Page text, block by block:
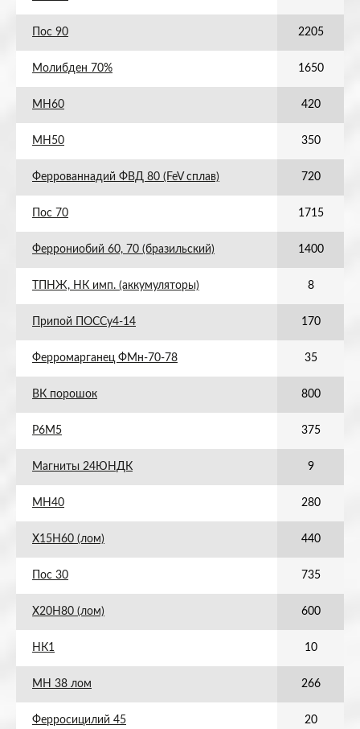
Пос 90 2205
Молибден 70% 1650
МН60 420
МН50 350
Феррованнадий ФВД 80 (FeV сплав) 720
Пос 70 1715
Феррониобий 60, 70 (бразильский) 1400
ТПНЖ, НК имп. (аккумуляторы) 8
Припой ПОССу4-14 170
Ферромарганец ФМн-70-78 35
ВК порошок 800
Р6М5 375
Магниты 24ЮНДК 9
МН40 280
Х15Н60 (лом) 440
Пос 30 735
Х20Н80 (лом) 600
НК1 10
МН 38 лом 266
Ферросицилий 45 20